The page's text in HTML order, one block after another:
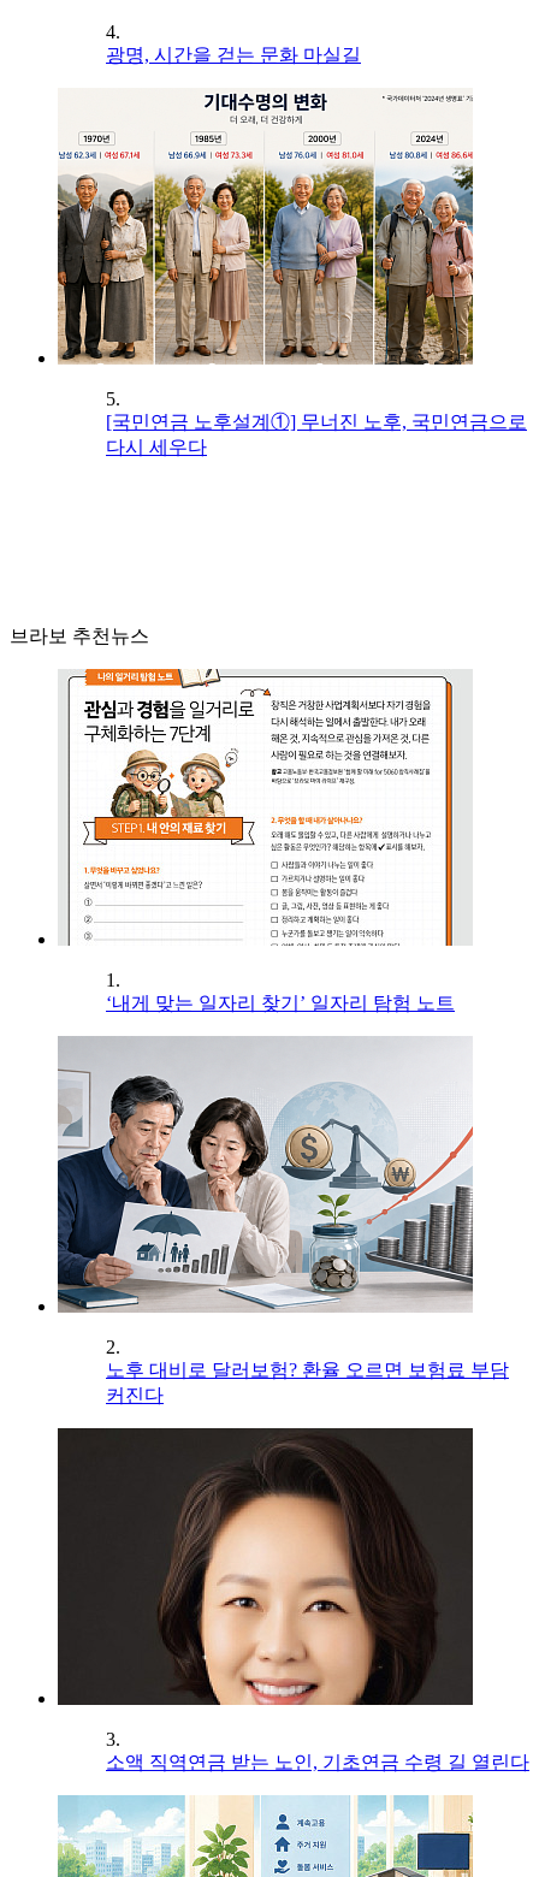
4.
광명, 시간을 걷는 문화 마실길
5.
[국민연금 노후설계①] 무너진 노후, 국민연금으로
다시 세우다
브라보 추천뉴스
1.
‘내게 맞는 일자리 찾기’ 일자리 탐험 노트
2.
노후 대비로 달러보험? 환율 오르면 보험료 부담
커진다
3.
소액 직역연금 받는 노인, 기초연금 수령 길 열린다